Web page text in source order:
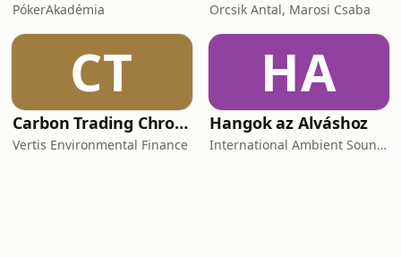
PókerAkadémia Orcsik Antal, Marosi Csaba
CT
Carbon Trading Chronicles
Vertis Environmental Finance
HA
Hangok az Alváshoz
International Ambient Sounds